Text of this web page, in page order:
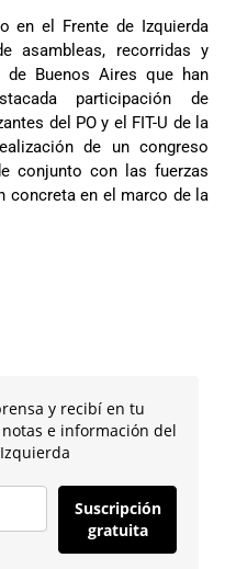
en el Frente de Izquierda
asambleas, recorridas y
Buenos Aires que han
participación de
del PO y el FIT-U de la
de un congreso
conjunto con las fuerzas
concreta en el marco de la
y recibí en tu
e información del
Suscripción
gratuita